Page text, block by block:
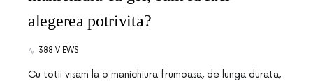
alegerea potrivita?
388 VIEWS
Cu totii visam la o manichiura frumoasa, de lunga durata,